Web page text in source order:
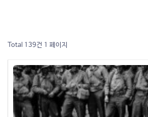
Total 139건 1 페이지